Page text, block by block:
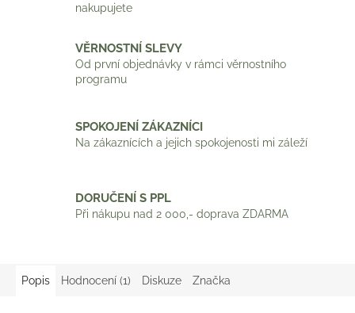
nakupujete
VĚRNOSTNÍ SLEVY
Od první objednávky v rámci věrnostního
programu
SPOKOJENÍ ZÁKAZNÍCI
Na zákaznících a jejich spokojenosti mi záleží
DORUČENÍ S PPL
Při nákupu nad 2 000,- doprava ZDARMA
Popis Hodnocení (1) Diskuze Značka